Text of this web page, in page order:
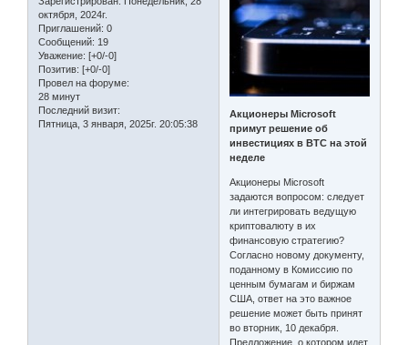
октября, 2024г.
Приглашений: 0
Сообщений: 19
Уважение: [+0/-0]
Позитив: [+0/-0]
Провел на форуме:
28 минут
Последний визит:
Пятница, 3 января, 2025г. 20:05:38
Акционеры Microsoft
примут решение об
инвестициях в BTC на этой
неделе
Акционеры Microsoft
задаются вопросом: следует
ли интегрировать ведущую
криптовалюту в их
финансовую стратегию?
Согласно новому документу,
поданному в Комиссию по
ценным бумагам и биржам
США, ответ на это важное
решение может быть принят
во вторник, 10 декабря.
Предложение, о котором идет